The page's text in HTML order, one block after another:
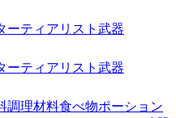
ーティアリスト武器
ーティアリスト武器
調理材料食べ物ポーション